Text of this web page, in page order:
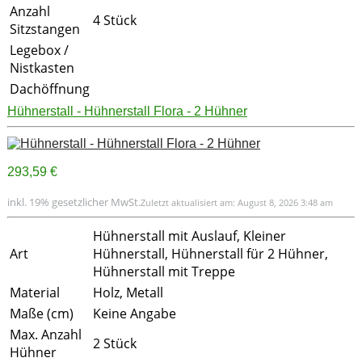
Anzahl
Sitzstangen
4 Stück
Legebox /
Nistkasten
Dachöffnung
Hühnerstall - Hühnerstall Flora - 2 Hühner
293,59 €
inkl. 19% gesetzlicher MwSt.Zuletzt aktualisiert am: August 8, 2026 3:48 am
Art
Hühnerstall mit Auslauf, Kleiner
Hühnerstall, Hühnerstall für 2 Hühner,
Hühnerstall mit Treppe
Material
Holz, Metall
Maße (cm)
Keine Angabe
Max. Anzahl
Hühner
2 Stück